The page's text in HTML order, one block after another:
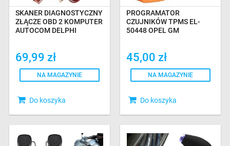
SKANER DIAGNOSTYCZNY
ZŁĄCZE OBD 2 KOMPUTER
AUTOCOM DELPHI
69,99 zł
NA MAGAZYNIE
Do koszyka
PROGRAMATOR
CZUJNIKÓW TPMS EL-
50448 OPEL GM
45,00 zł
NA MAGAZYNIE
Do koszyka